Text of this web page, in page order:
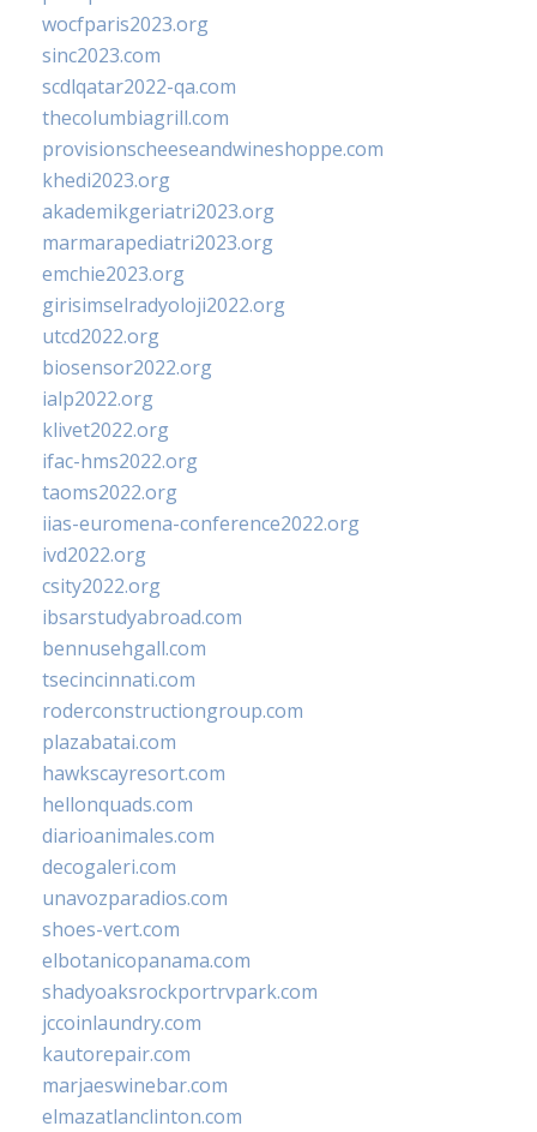
wocfparis2023.org
sinc2023.com
scdlqatar2022-qa.com
thecolumbiagrill.com
provisionscheeseandwineshoppe.com
khedi2023.org
akademikgeriatri2023.org
marmarapediatri2023.org
emchie2023.org
girisimselradyoloji2022.org
utcd2022.org
biosensor2022.org
ialp2022.org
klivet2022.org
ifac-hms2022.org
taoms2022.org
iias-euromena-conference2022.org
ivd2022.org
csity2022.org
ibsarstudyabroad.com
bennusehgall.com
tsecincinnati.com
roderconstructiongroup.com
plazabatai.com
hawkscayresort.com
hellonquads.com
diarioanimales.com
decogaleri.com
unavozparadios.com
shoes-vert.com
elbotanicopanama.com
shadyoaksrockportrvpark.com
jccoinlaundry.com
kautorepair.com
marjaeswinebar.com
elmazatlanclinton.com